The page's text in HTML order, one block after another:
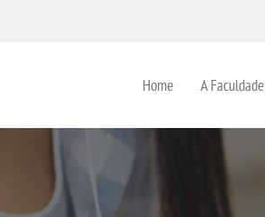
Home A Faculdade